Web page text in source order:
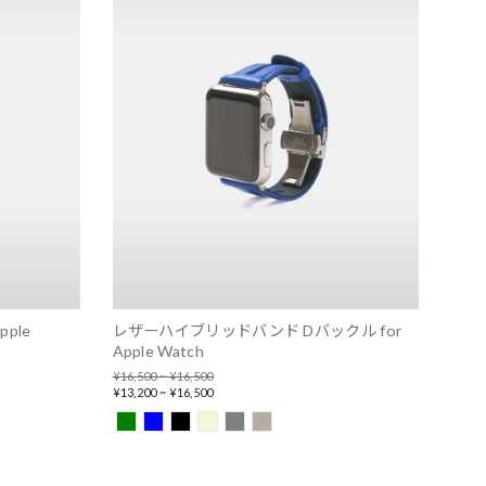
レザーハイブリッドバンド Dバックル for
Apple Watch
Regular
price
¥16,500 ~ ¥16,500
Sale
¥13,200 ~ ¥16,500